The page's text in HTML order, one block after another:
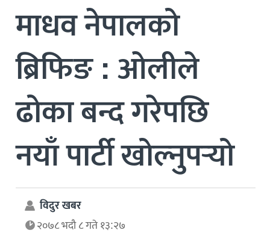
माधव नेपालको
ब्रिफिङ : ओलीले
ढोका बन्द गरेपछि
नयाँ पार्टी खोल्नुपर्‍यो
विदुर खबर
२०७८ भदौ ८ गते १३:२७